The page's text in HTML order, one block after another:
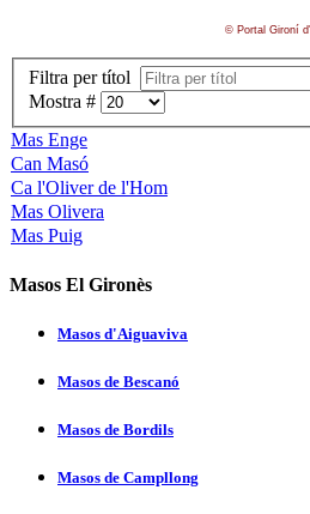
© Portal Gironí­
Filtra per títol
Mostra #
Mas Enge
Can Masó
Ca l'Oliver de l'Hom
Mas Olivera
Mas Puig
Masos El Gironès
Masos d'Aiguaviva
Masos de Bescanó
Masos de Bordils
Masos de Campllong